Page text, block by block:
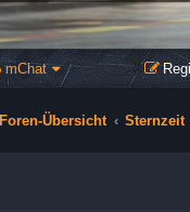
mChat
Foren-Übersicht Sternzeit